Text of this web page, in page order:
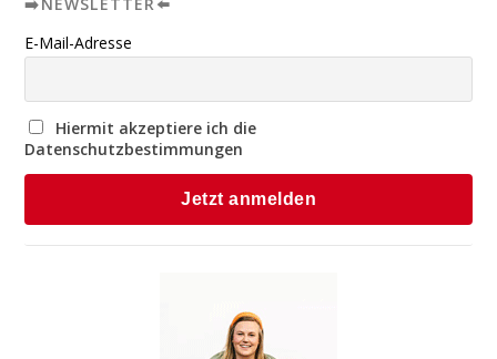
E-Mail-Adresse
Hiermit akzeptiere ich die
Datenschutzbestimmungen